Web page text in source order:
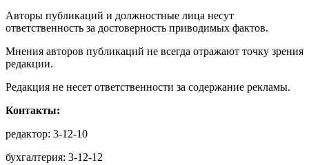
Авторы публикаций и должностные лица несут
ответственность за достоверность приводимых фактов.
Мнения авторов публикаций не всегда отражают точку зрения
редакции.
Редакция не несет ответственности за содержание рекламы.
Контакты:
редактор: 3-12-10
бухгалтерия: 3-12-12